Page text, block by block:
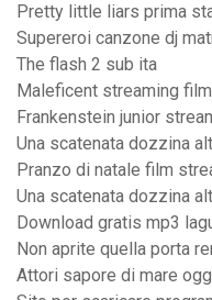
Pretty little liars prima
Supereroi canzone dj
The flash 2 sub ita
Maleficent streaming
Frankenstein junior
Una scatenata dozzina
Pranzo di natale film
Una scatenata dozzina
Download gratis mp3
Non aprite quella porta
Attori sapore di mare